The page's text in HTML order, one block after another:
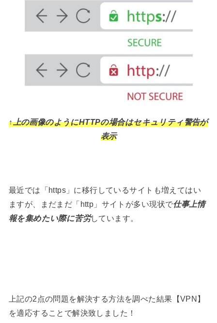
↑上の画像のようにHTTPの場合はセキュリティ警告が
表示
最近では「https」に移行しているサイトも増えてはい
ますが、まだまだ「http」サイトが多い現状で仕事上情
報を集めたい際に苦労しています。
上記の2点の問題を解決する方法を調べた結果【VPN】
を適応することで解決致しました！